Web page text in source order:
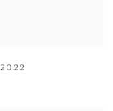
2022